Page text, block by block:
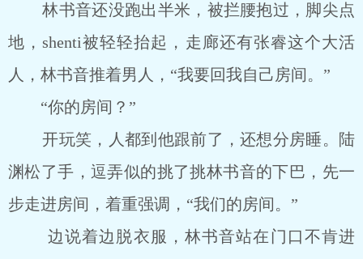
林书音还没跑出半米，被拦腰抱过，脚尖点
地，shenti被轻轻抬起，走廊还有张睿这个大活
人，林书音推着男人，“我要回我自己房间。”
“你的房间？”
开玩笑，人都到他跟前了，还想分房睡。陆
渊松了手，逗弄似的挑了挑林书音的下巴，先一
步走进房间，着重强调，“我们的房间。”
边说着边脱衣服，林书音站在门口不肯进